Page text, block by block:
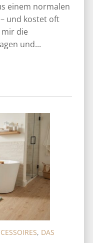
einem normalen
und kostet oft
mir die
und...
, DAS